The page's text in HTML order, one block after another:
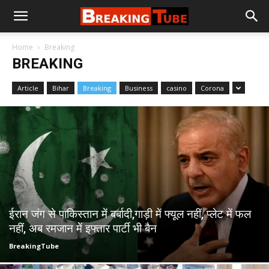
Home Breaking
BREAKING
Article Bihar Breaking Business casino Corona
ईरान जंग से पाकिस्तान में बर्बादी,गाड़ी में फ्यूल नहीं, प्लेट में फल
नहीं, अब रमजान में इफ्तार पार्टी भी बैन
BreakingTube